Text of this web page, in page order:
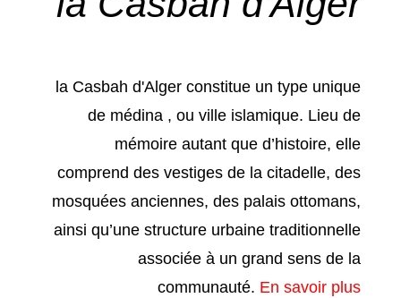
la Casbah d'Alger constitue un type unique
de médina , ou ville islamique. Lieu de
mémoire autant que d’histoire, elle
comprend des vestiges de la citadelle, des
mosquées anciennes, des palais ottomans,
ainsi qu’une structure urbaine traditionnelle
associée à un grand sens de la
communauté. En savoir plus